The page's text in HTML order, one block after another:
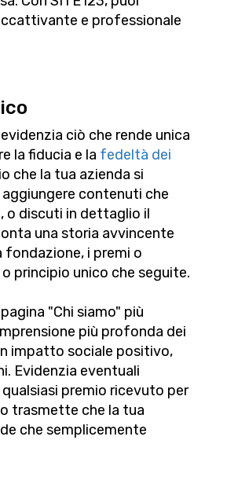
e professionale
ciò che rende unica
la fiducia e la fedeltà dei
che la tua azienda si
contenuti che
o discuti in dettaglio il
una storia avvincente
fondazione, i premi o
principio unico che seguite.
"Chi siamo" più
più profonda dei
impatto sociale positivo,
Evidenzia eventuali
premio ricevuto per
trasmette che la tua
che semplicemente